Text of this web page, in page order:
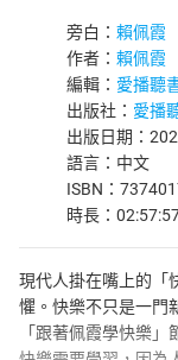
旁白： 賴佩霞
作者： 賴佩霞
編輯： 愛播聽
出版社： 愛播
出版日期：
語言：中文
ISBN：
時長：
現代人掛在嘴上的「
懼。快樂不只是一門
「跟著佩霞學快樂」